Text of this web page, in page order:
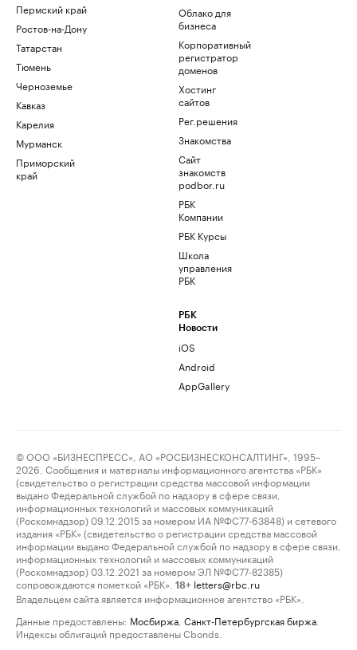
Пермский край
Ростов-на-Дону
Татарстан
Тюмень
Черноземье
Кавказ
Карелия
Мурманск
Приморский
край
Облако для
бизнеса
Корпоративный
регистратор
доменов
Хостинг
сайтов
Рег.решения
Знакомства
Сайт
знакомств
podbor.ru
РБК
Компании
РБК Курсы
Школа
управления
РБК
РБК
Новости
iOS
Android
AppGallery
© ООО «БИЗНЕСПРЕСС», АО «РОСБИЗНЕСКОНСАЛТИНГ», 1995–
2026. Сообщения и материалы информационного агентства «РБК»
(свидетельство о регистрации средства массовой информации
выдано Федеральной службой по надзору в сфере связи,
информационных технологий и массовых коммуникаций
(Роскомнадзор) 09.12.2015 за номером ИА №ФС77-63848) и сетевого
издания «РБК» (свидетельство о регистрации средства массовой
информации выдано Федеральной службой по надзору в сфере связи,
информационных технологий и массовых коммуникаций
(Роскомнадзор) 03.12.2021 за номером ЭЛ №ФС77-82385)
сопровождаются пометкой «РБК».
18+ letters@rbc.ru
Владельцем сайта является информационное агентство «РБК».
Данные предоставлены: Мосбиржа Санкт-Петербургская биржа
Индексы облигаций предоставлены Cbonds.